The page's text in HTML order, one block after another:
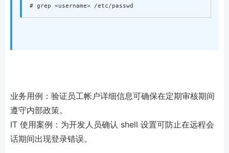
业务用例：验证员工帐户详细信息可确保在定期审核期间
遵守内部政策。
IT 使用案例：为开发人员确认 shell 设置可防止在远程会
话期间出现登录错误。